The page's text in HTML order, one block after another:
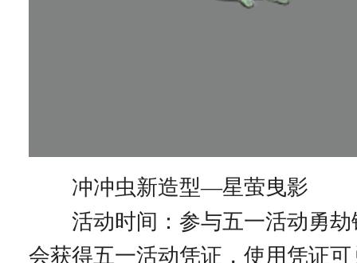
冲冲虫新造型—星萤曳影
活动时间：参与五一活动勇劫
会获得五一活动凭证，使用凭证